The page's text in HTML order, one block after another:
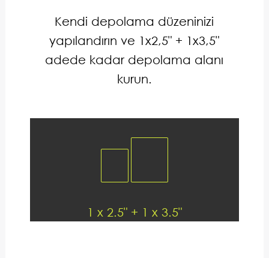
Kendi depolama düzeninizi
yapılandırın ve 1x2,5" + 1x3,5"
adede kadar depolama alanı
kurun.
1 x 2.5" + 1 x 3.5"